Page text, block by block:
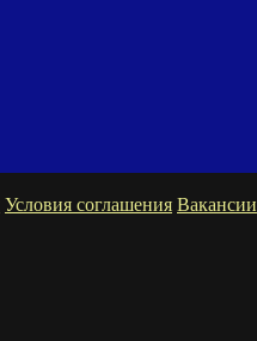
Условия соглашения Вакансии